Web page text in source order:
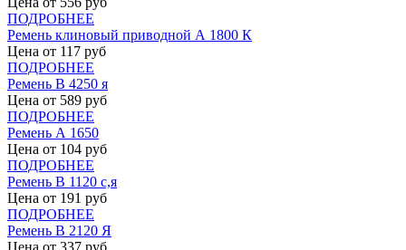
ПОДРОБНЕЕ
Ремень клиновый приводной А 1800 К
Цена от 117 руб
ПОДРОБНЕЕ
Ремень В 4250 я
Цена от 589 руб
ПОДРОБНЕЕ
Ремень А 1650
Цена от 104 руб
ПОДРОБНЕЕ
Ремень В 1120 с,я
Цена от 191 руб
ПОДРОБНЕЕ
Ремень В 2120 Я
Цена от 337 руб